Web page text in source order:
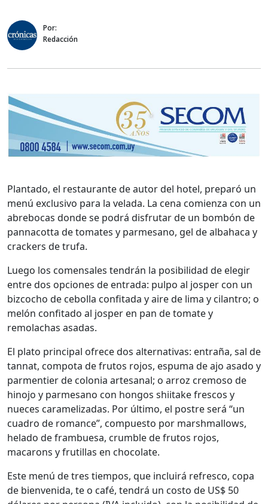
Por:
Redacción
Plantado, el restaurante de autor del hotel, preparó un
menú exclusivo para la velada. La cena comienza con un
abrebocas donde se podrá disfrutar de un bombón de
pannacotta de tomates y parmesano, gel de albahaca y
crackers de trufa.
Luego los comensales tendrán la posibilidad de elegir
entre dos opciones de entrada: pulpo al josper con un
bizcocho de cebolla confitada y aire de lima y cilantro; o
melón confitado al josper en pan de tomate y
remolachas asadas.
El plato principal ofrece dos alternativas: entraña, sal de
tannat, compota de frutos rojos, espuma de ajo asado y
parmentier de colonia artesanal; o arroz cremoso de
hinojo y parmesano con hongos shiitake frescos y
nueces caramelizadas. Por último, el postre será “un
cuadro de romance”, compuesto por marshmallows,
helado de frambuesa, crumble de frutos rojos,
macarons y frutillas en chocolate.
Este menú de tres tiempos, que incluirá refresco, copa
de bienvenida, te o café, tendrá un costo de US$ 50